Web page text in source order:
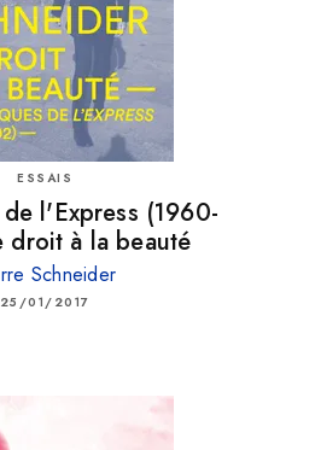
ESSAIS
l'Express (1960-
droit à la beauté
Schneider
25/01/2017